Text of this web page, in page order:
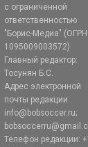
с ограниченной
ответственностью
"Борис-Медиа" (ОГРН
1095009003572)
Главный редактор:
Тосунян Б.С.
Адрес электронной
почты редакции:
info@bobsoccer.ru;
Телефон редакции: